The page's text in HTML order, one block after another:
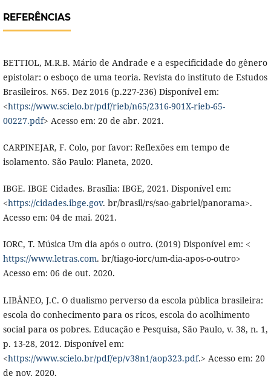
REFERÊNCIAS
BETTIOL, M.R.B. Mário de Andrade e a especificidade do gênero
epistolar: o esboço de uma teoria. Revista do instituto de Estudos
Brasileiros. N65. Dez 2016 (p.227-236) Disponível em:
<https://www.scielo.br/pdf/rieb/n65/2316-901X-rieb-65-
00227.pdf> Acesso em: 20 de abr. 2021.
CARPINEJAR, F. Colo, por favor: Reflexões em tempo de
isolamento. São Paulo: Planeta, 2020.
IBGE. IBGE Cidades. Brasília: IBGE, 2021. Disponível em:
<https://cidades.ibge.gov. br/brasil/rs/sao-gabriel/panorama>.
Acesso em: 04 de mai. 2021.
IORC, T. Música Um dia após o outro. (2019) Disponível em: <
https://www.letras.com. br/tiago-iorc/um-dia-apos-o-outro>
Acesso em: 06 de out. 2020.
LIBÂNEO, J.C. O dualismo perverso da escola pública brasileira:
escola do conhecimento para os ricos, escola do acolhimento
social para os pobres. Educação e Pesquisa, São Paulo, v. 38, n. 1,
p. 13-28, 2012. Disponível em:
<https://www.scielo.br/pdf/ep/v38n1/aop323.pdf.> Acesso em: 20
de nov. 2020.